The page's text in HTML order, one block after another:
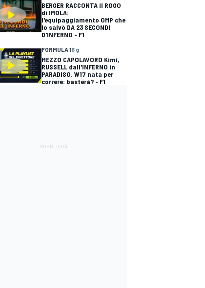
BERGER RACCONTA il ROGO
di IMOLA:
l'equipaggiamento OMP che
lo salvò DA 23 SECONDI
D'INFERNO - F1
FORMULA 16 g
MEZZO CAPOLAVORO Kimi,
RUSSELL dall'INFERNO in
PARADISO. W17 nata per
correre: basterà? - F1